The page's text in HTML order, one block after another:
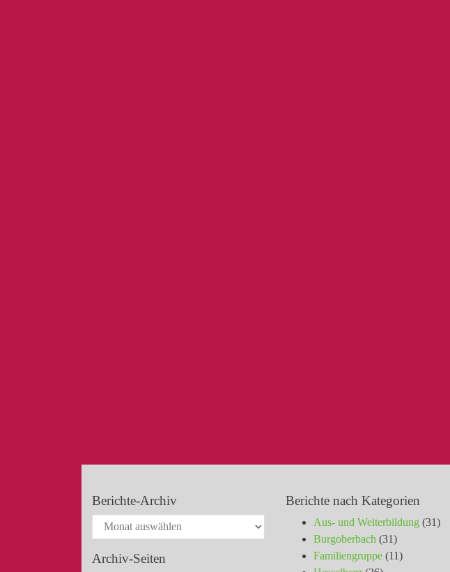
Berichte-Archiv
Archiv-Seiten
Berichte nach Kategorien
Aus- und Weiterbildung(31)
Burgoberbach(31)
Familiengruppe(11)